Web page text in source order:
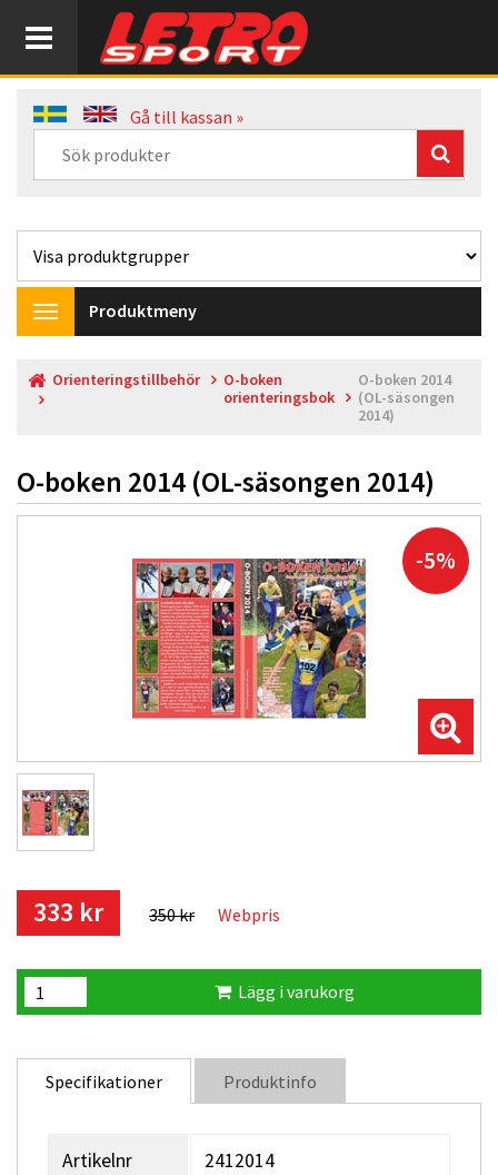
Gå till kassan »
Toggle
navigation
Produktmeny
Orienteringstillbehör
O-boken
orienteringsbok
O-boken 2014
(OL-säsongen
2014)
O-boken 2014 (OL-säsongen 2014)
-5%
333 kr 350 kr Webpris
Lägg i varukorg
Specifikationer Produktinfo
Artikelnr 2412014